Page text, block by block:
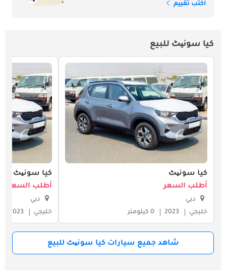
اكتب تقييم
كيا سونیٹ للبيع
كيا سونیٹ
أطلب السعر
دبي
خليجي
2023 0 كيلومتر
كيا سونیٹ
أطلب السعر
دبي
خليجي
2023
شاهد جميع سيارات كيا سونیٹ للبيع